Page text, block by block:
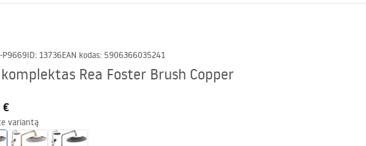
P9669ID: 13736EAN kodas: 5906366035241
Rea Foster Brush Copper
€
variantą